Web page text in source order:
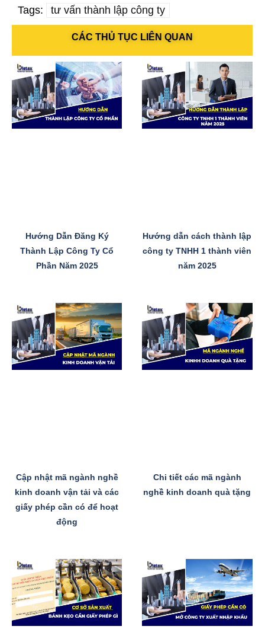
Tags: tư vấn thành lập công ty
CÁC THỦ TỤC LIÊN QUAN
Hướng Dẫn Đăng Ký
Thành Lập Công Ty Cổ
Phần Năm 2025
Hướng dẫn cách thành lập
công ty TNHH 1 thành viên
năm 2025
Cập nhật mã ngành nghề
kinh doanh vận tải và các
giấy phép cần có để hoạt
động
Chi tiết các mã ngành
nghề kinh doanh quà tặng